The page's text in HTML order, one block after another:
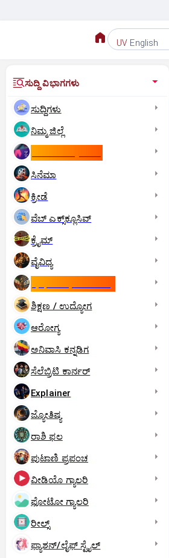
UV English
ಸುದ್ದಿ ವಿಭಾಗಗಳು
ಸುದ್ದಿಗಳು
ನಿಮ್ಮ ಜಿಲ್ಲೆ
ಸಿನೆಮಾ
ಕ್ರೀಡೆ
ವೆಬ್ ಎಕ್ಸ್‌ಕ್ಲೂಸಿವ್
ಕ್ರೈಮ್
ವೈವಿಧ್ಯ
ಶಿಕ್ಷಣ / ಉದ್ಯೋಗ
ಆರೋಗ್ಯ
ಅನಿವಾಸಿ ಕನ್ನಡಿಗ
ಸೆಲೆಬ್ರಿಟಿ ಕಾರ್ನರ್‌
Explainer
ಜ್ಯೋತಿಷ್ಯ
ರಾಶಿ ಫಲ
ಪುಟಾಣಿ ಪ್ರಪಂಚ
ವೀಡಿಯೊ ಗ್ಯಾಲರಿ
ಫೋಟೋ ಗ್ಯಾಲರಿ
ರೀಲ್ಸ್
ಫ್ಯಾಶನ್/ಲೈಫ್‌ ಸ್ಟೈಲ್